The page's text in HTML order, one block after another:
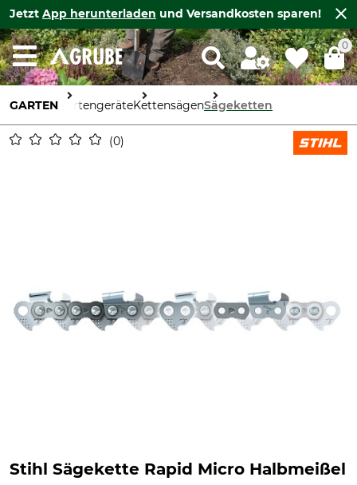
Jetzt App herunterladen und Versandkosten sparen!
0
GARTEN GartengeräteKettensägenSägeketten
0
Stihl Sägekette Rapid Micro Halbmeißel